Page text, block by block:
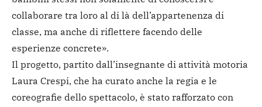
collaborare tra loro al di là dell’appartenenza di
classe, ma anche di riflettere facendo delle
esperienze concrete».
Il progetto, partito dall’insegnante di attività motoria
Laura Crespi, che ha curato anche la regia e le
coreografie dello spettacolo, è stato rafforzato con